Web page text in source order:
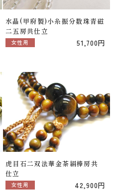
水晶(甲府製)小糸振分数珠青磁
二五房共仕立
51,700円
女性用
虎目石二双法華金茶絹棒房共
仕立
42,900円
女性用